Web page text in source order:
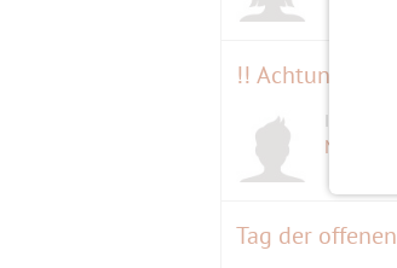
!! Achtung -
Initiator
Michael
Tag der